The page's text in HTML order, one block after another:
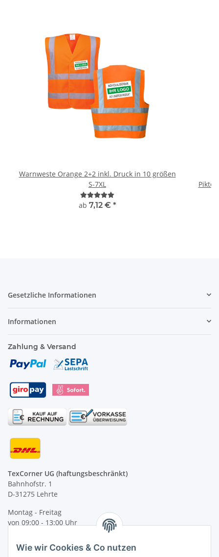
Warnweste Orange 2+2 inkl. Druck in 10 größen
S-7XL
ab 7,12 € *
Gesetzliche Informationen
Informationen
Zahlung & Versand
TexCorner UG (haftungsbeschränkt)
Bahnhofstr. 1
D-31275 Lehrte
Montag - Freitag
von 09:00 - 13:00 Uhr
Tel: +49 (0) 5132 8230689
Wie wir Cookies & Co nutzen